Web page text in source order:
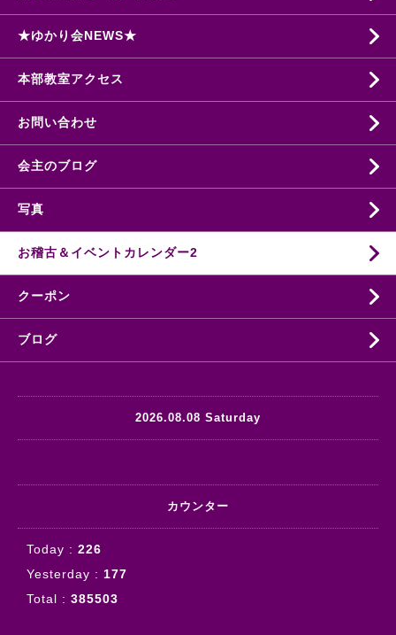
★ゆかり会NEWS★
本部教室アクセス
お問い合わせ
会主のブログ
写真
お稽古＆イベントカレンダー2
クーポン
ブログ
2026.08.08 Saturday
カウンター
Today : 226
Yesterday : 177
Total : 385503